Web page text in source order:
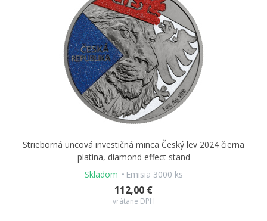
Strieborná uncová investičná minca Český lev 2024 čierna
platina, diamond effect stand
Skladom
Emisia 3000 ks
112,00 €
vrátane DPH